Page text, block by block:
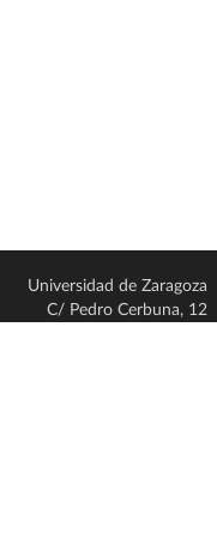
Universidad de Zaragoza
C/ Pedro Cerbuna, 12